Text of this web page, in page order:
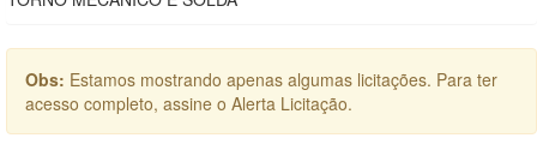
Obs: Estamos mostrando apenas algumas licitações. Para ter
acesso completo, assine o Alerta Licitação.